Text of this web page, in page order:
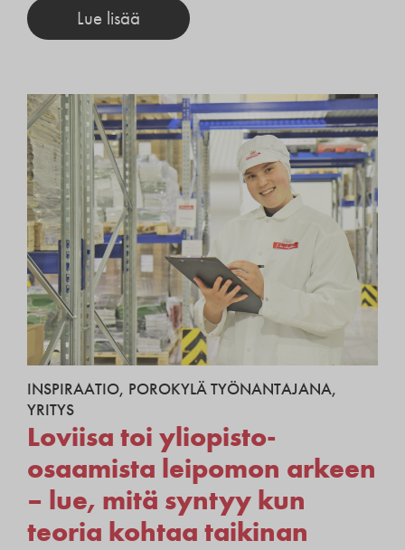
Lue lisää
INSPIRAATIO, POROKYLÄ TYÖNANTAJANA,
YRITYS
Loviisa toi yliopisto-
osaamista leipomon arkeen
– lue, mitä syntyy kun
teoria kohtaa taikinan